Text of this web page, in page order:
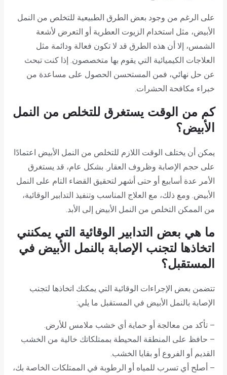
على الرغم من وجود بعض الطرق الطبيعية للتخلص من النمل
الأبيض، مثل استخدام الزيوت العطرية أو التعرض لأشعة
الشمس، إلا أن هذه الطرق قد لا تكون فعالة ودائمة مثل
العلاجات الكيميائية التي يقوم بها متخصصون. إذا كنت تبحث
عن حل نهائي، فمن المستحسن الحصول على مساعدة من
خبراء مكافحة الحشرات.
كم من الوقت يستغرق للتخلص من النمل
الأبيض؟
يمكن أن يختلف الوقت اللازم للتخلص من النمل الأبيض اعتمادًا
على حجم الإصابة وظروف العقار. بشكل عام، قد يستغرق
الأمر عدة أسابيع أو حتى أشهر لتحقيق القضاء التام على النمل
الأبيض. ومع ذلك، مع العلاج المناسب وتنفيذ التدابير الوقائية،
من الممكن التخلص من النمل الأبيض إلى الأبد.
ما هي بعض التدابير الوقائية التي يمكنني
اتخاذها لتجنب الإصابة بالنمل الأبيض في
المستقبل؟
تتضمن بعض الإجراءات الوقائية التي يمكنك اتخاذها لتجنب
الإصابة بالنمل الأبيض في المستقبل ما يلي:
– تأكد من معالجة أو حماية أي خشب ملامس للأرض.
– حافظ على المنطقة المحيطة بممتلكاتك خالية من الخشب
القديم أو الفروع أو بقايا الخشب.
– أصلح أي تسرب للمياه أو الرطوبة في الممتلكات الخاصة بك،